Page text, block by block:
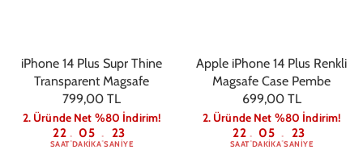
iPhone 14 Plus Supr Thine
Transparent Magsafe
799,00 TL
2. Üründe Net %80 İndirim!
22
SAAT: 05
DAKIKA: 22
SANIYE
Apple iPhone 14 Plus Renkli
Magsafe Case Pembe
699,00 TL
2. Üründe Net %80 İndirim!
22
SAAT: 05
DAKIKA: 22
SANIYE